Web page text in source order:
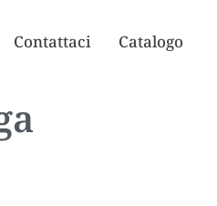
Contattaci Catalogo